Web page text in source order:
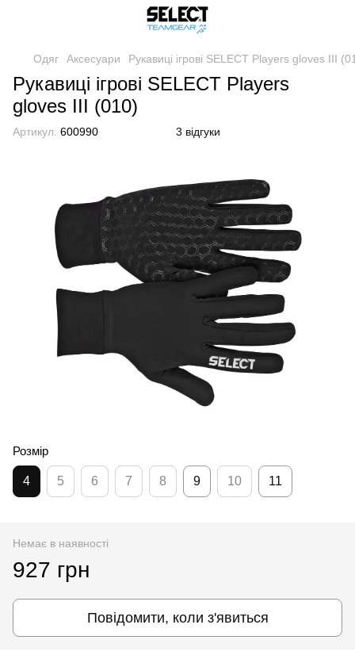
Одяг Аксесуари Рукавиці ігрові SELECT Players gloves III
Рукавиці ігрові SELECT Players
gloves III (010)
Артикул: 600990 3 відгуки
Розмір
4 5 6 7 8 9 10 11
Немає в наявності
927 грн
Повідомити, коли з'явиться